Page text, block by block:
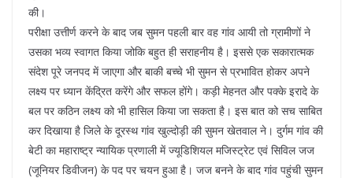
की।
परीक्षा उत्तीर्ण करने के बाद जब सुमन पहली बार वह गांव आयी तो ग्रामीणों ने
उसका भव्य स्वागत किया जोकि बहुत ही सराहनीय है। इससे एक सकारात्मक
संदेश पूरे जनपद में जाएगा और बाकी बच्चे भी सुमन से प्रभावित होकर अपने
लक्ष्य पर ध्यान केंद्रित करेंगे और सफल होंगे। कड़ी मेहनत और पक्के इरादे के
बल पर कठिन लक्ष्य को भी हासिल किया जा सकता है। इस बात को सच साबित
कर दिखाया है जिले के दूरस्थ गांव खुल्दोड़ी की सुमन खेतवाल ने। दुर्गम गांव की
बेटी का महाराष्ट्र न्यायिक प्रणाली में ज्यूडिशियल मजिस्ट्रेट एवं सिविल जज
(जूनियर डिवीजन) के पद पर चयन हुआ है। जज बनने के बाद गांव पहुंची सुमन